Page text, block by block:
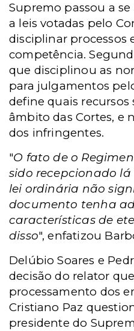
Supremo passou a
a leis votadas pelo
disciplinar processos
competência.
que disciplinou as
para julgamentos
define quais recursos
âmbito das Cortes, e
dos infringentes.
"O fato de o
sido recepcionado
lei ordinária não
documento tenha
características de
disso", enfatizou
Delúbio Soares e
decisão do relator
processamento dos
Cristiano Paz
presidente do